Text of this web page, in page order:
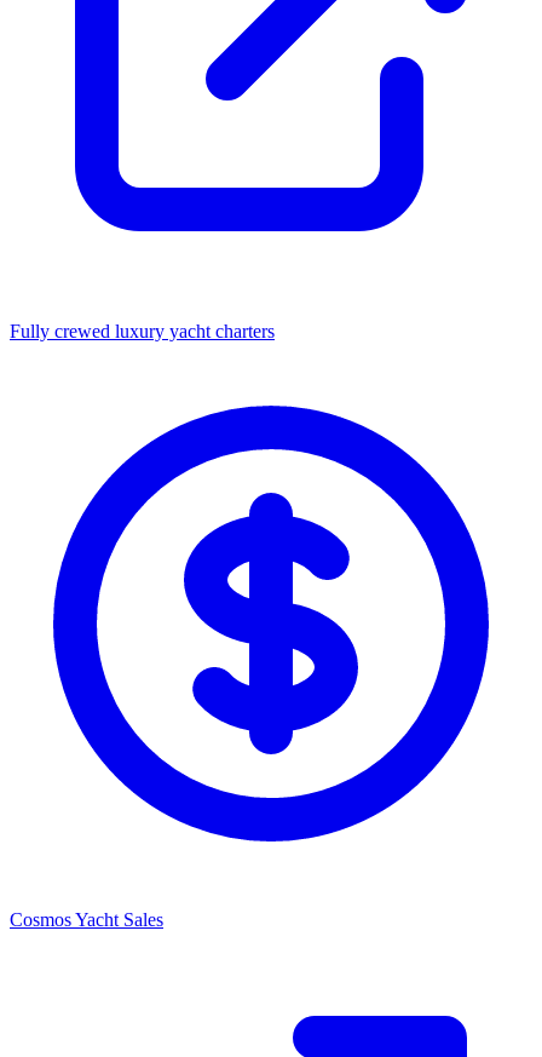
Fully crewed luxury yacht charters
Cosmos Yacht Sales